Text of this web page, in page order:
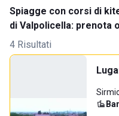
Spiagge con corsi di
di Valpolicella: prenota
4 Risultati
Bar